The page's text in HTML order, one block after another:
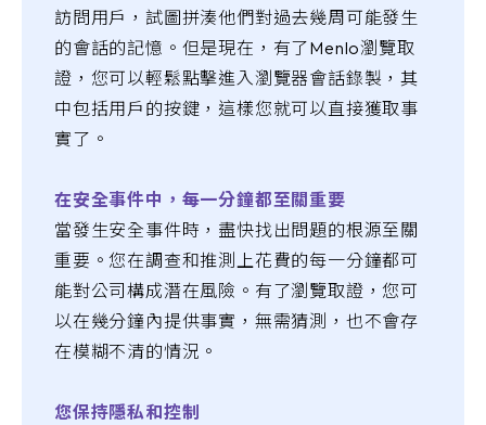
訪問用戶，試圖拼湊他們對過去幾周可能發生
的會話的記憶。但是現在，有了Menlo瀏覽取
證，您可以輕鬆點擊進入瀏覽器會話錄製，其
中包括用戶的按鍵，這樣您就可以直接獲取事
實了。
在安全事件中，每一分鐘都至關重要
當發生安全事件時，盡快找出問題的根源至關
重要。您在調查和推測上花費的每一分鐘都可
能對公司構成潛在風險。有了瀏覽取證，您可
以在幾分鐘內提供事實，無需猜測，也不會存
在模糊不清的情況。
您保持隱私和控制